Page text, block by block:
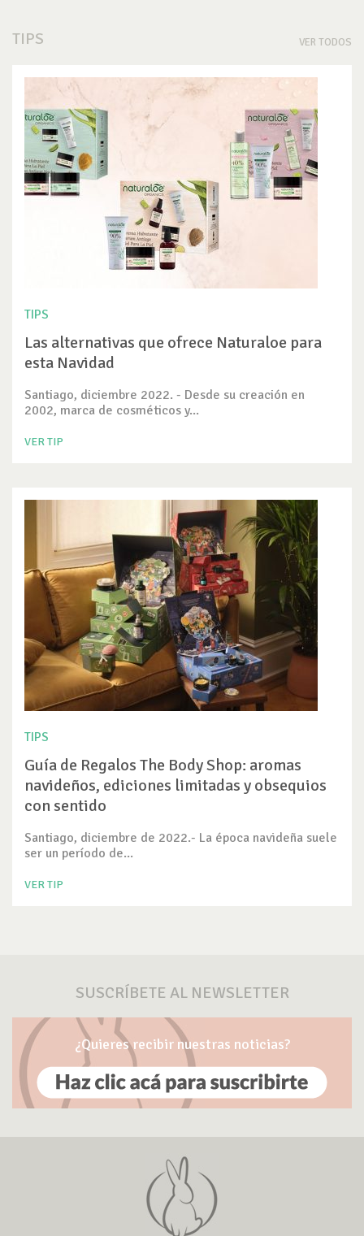
TIPS VER TODOS
TIPS
Las alternativas que ofrece Naturaloe para
esta Navidad
Santiago, diciembre 2022. - Desde su creación en
2002, marca de cosméticos y...
VER TIP
TIPS
Guía de Regalos The Body Shop: aromas
navideños, ediciones limitadas y obsequios
con sentido
Santiago, diciembre de 2022.- La época navideña suele
ser un período de...
VER TIP
SUSCRÍBETE AL NEWSLETTER
¿Quieres recibir nuestras noticias?